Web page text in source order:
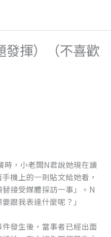
發揮）（不喜歡
時，小老闆N君說她現在讀
機上的一則貼文給她看，
接受媒體採訪一事」。N
跟我表達什麼呢？」
發生後，當事者已經出面